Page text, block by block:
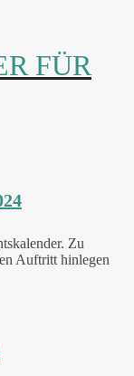
FÜR
Zu
Auftritt hinlegen